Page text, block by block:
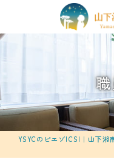
YSYCのピエゾICSI｜山下